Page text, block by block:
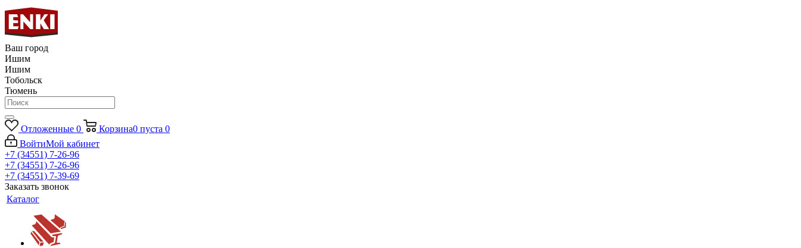
Ваш город
Ишим
Ишим
Тобольск
Тюмень
Отложенные 0 Корзина0 пуста 0
ВойтиМой кабинет
+7 (34551) 7-26-96
+7 (34551) 7-26-96
+7 (34551) 7-39-69
Заказать звонок
Каталог